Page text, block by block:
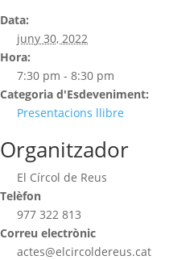
Data:
juny 30, 2022
Hora:
7:30 pm - 8:30 pm
Categoria d'Esdeveniment:
Presentacions llibre
Organitzador
El Círcol de Reus
Telèfon
977 322 813
Correu electrònic
actes@elcircoldereus.cat